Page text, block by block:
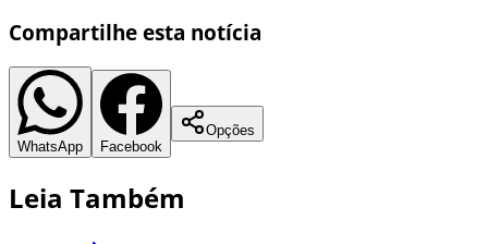
Compartilhe esta notícia
WhatsApp Facebook
Opções
Leia Também